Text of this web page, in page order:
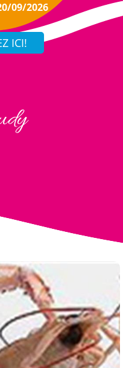
09/2026